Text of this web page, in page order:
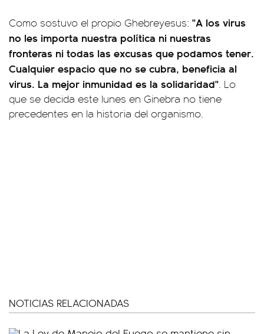
Como sostuvo el propio Ghebreyesus: "A los virus
no les importa nuestra política ni nuestras
fronteras ni todas las excusas que podamos tener.
Cualquier espacio que no se cubra, beneficia al
virus. La mejor inmunidad es la solidaridad". Lo
que se decida este lunes en Ginebra no tiene
precedentes en la historia del organismo.
NOTICIAS RELACIONADAS